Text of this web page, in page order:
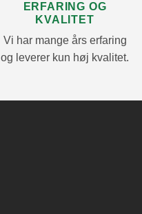
ERFARING OG
KVALITET
Vi har mange års erfaring
og leverer kun høj kvalitet.